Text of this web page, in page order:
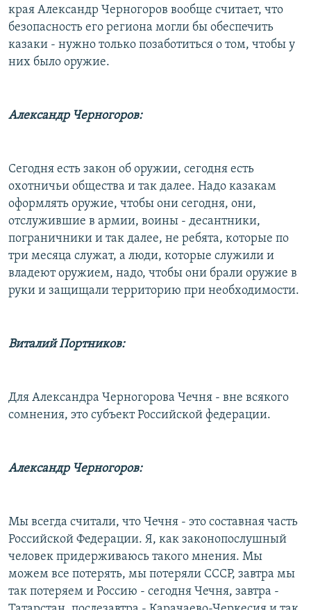
края Александр Черногоров вообще считает, что
безопасность его региона могли бы обеспечить
казаки - нужно только позаботиться о том, чтобы у
них было оружие.
Александр Черногоров:
Сегодня есть закон об оружии, сегодня есть
охотничьи общества и так далее. Надо казакам
оформлять оружие, чтобы они сегодня, они,
отслужившие в армии, воины - десантники,
пограничники и так далее, не ребята, которые по
три месяца служат, а люди, которые служили и
владеют оружием, надо, чтобы они брали оружие в
руки и защищали территорию при необходимости.
Виталий Портников:
Для Александра Черногорова Чечня - вне всякого
сомнения, это субъект Российской федерации.
Александр Черногоров:
Мы всегда считали, что Чечня - это составная часть
Российской Федерации. Я, как законопослушный
человек придерживаюсь такого мнения. Мы
можем все потерять, мы потеряли СССР, завтра мы
так потеряем и Россию - сегодня Чечня, завтра -